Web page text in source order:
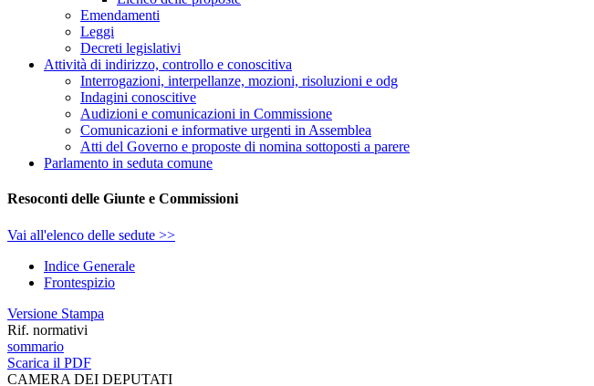
Emendamenti
Leggi
Decreti legislativi
Attività di indirizzo, controllo e conoscitiva
Interrogazioni, interpellanze, mozioni, risoluzioni e odg
Indagini conoscitive
Audizioni e comunicazioni in Commissione
Comunicazioni e informative urgenti in Assemblea
Atti del Governo e proposte di nomina sottoposti a parere
Parlamento in seduta comune
Resoconti delle Giunte e Commissioni
Vai all'elenco delle sedute >>
Indice Generale
Frontespizio
Versione Stampa
Rif. normativi
sommario
Scarica il PDF
CAMERA DEI DEPUTATI